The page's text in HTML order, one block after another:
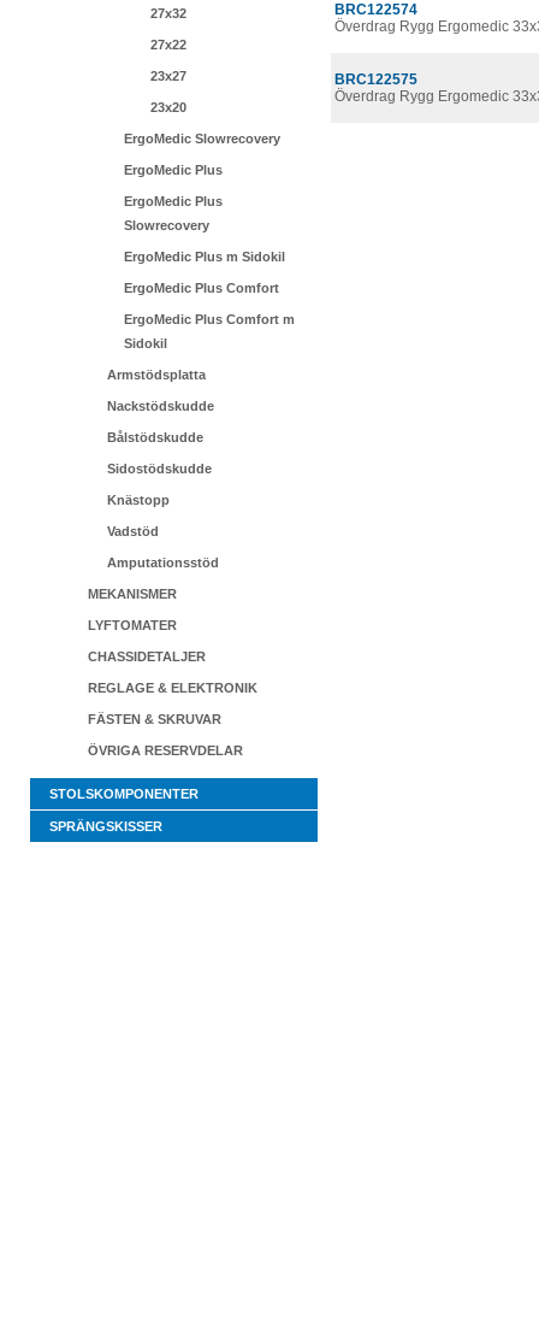
27x32
27x22
23x27
23x20
ErgoMedic Slowrecovery
ErgoMedic Plus
ErgoMedic Plus
Slowrecovery
ErgoMedic Plus m Sidokil
ErgoMedic Plus Comfort
ErgoMedic Plus Comfort m
Sidokil
Armstödsplatta
Nackstödskudde
Bålstödskudde
Sidostödskudde
Knästopp
Vadstöd
Amputationsstöd
MEKANISMER
LYFTOMATER
CHASSIDETALJER
REGLAGE & ELEKTRONIK
FÄSTEN & SKRUVAR
ÖVRIGA RESERVDELAR
STOLSKOMPONENTER
SPRÄNGSKISSER
BRC122574
Överdrag Rygg Ergomedic
BRC122575
Överdrag Rygg Ergomedic